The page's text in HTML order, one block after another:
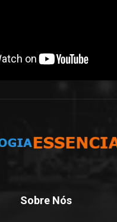
Sobre Nós